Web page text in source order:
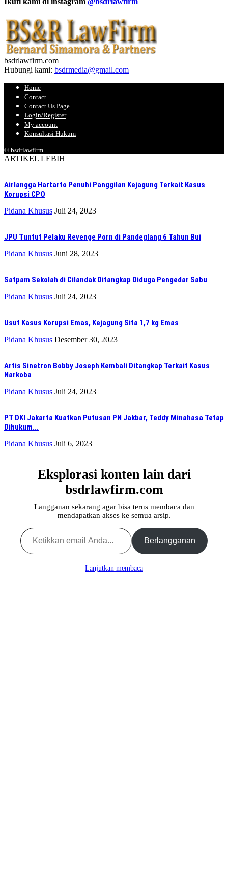
bsdrlawfirm.com
Hubungi kami: bsdrmedia@gmail.com
Home
Contact
Contact Us Page
Login/Register
My account
Konsultasi Hukum
© bsdrlawfirm
ARTIKEL LEBIH
Airlangga Hartarto Penuhi Panggilan Kejagung Terkait Kasus
Korupsi CPO
Pidana Khusus Juli 24, 2023
JPU Tuntut Pelaku Revenge Porn di Pandeglang 6 Tahun Bui
Pidana Khusus Juni 28, 2023
Satpam Sekolah di Cilandak Ditangkap Diduga Pengedar Sabu
Pidana Khusus Juli 24, 2023
Usut Kasus Korupsi Emas, Kejagung Sita 1,7 kg Emas
Pidana Khusus Desember 30, 2023
Artis Sinetron Bobby Joseph Kembali Ditangkap Terkait Kasus
Narkoba
Pidana Khusus Juli 24, 2023
PT DKI Jakarta Kuatkan Putusan PN Jakbar, Teddy Minahasa Tetap
Dihukum...
Pidana Khusus Juli 6, 2023
Eksplorasi konten lain dari
bsdrlawfirm.com
Langganan sekarang agar bisa terus membaca dan
mendapatkan akses ke semua arsip.
Ketikkan email Anda...
Berlangganan
Lanjutkan membaca